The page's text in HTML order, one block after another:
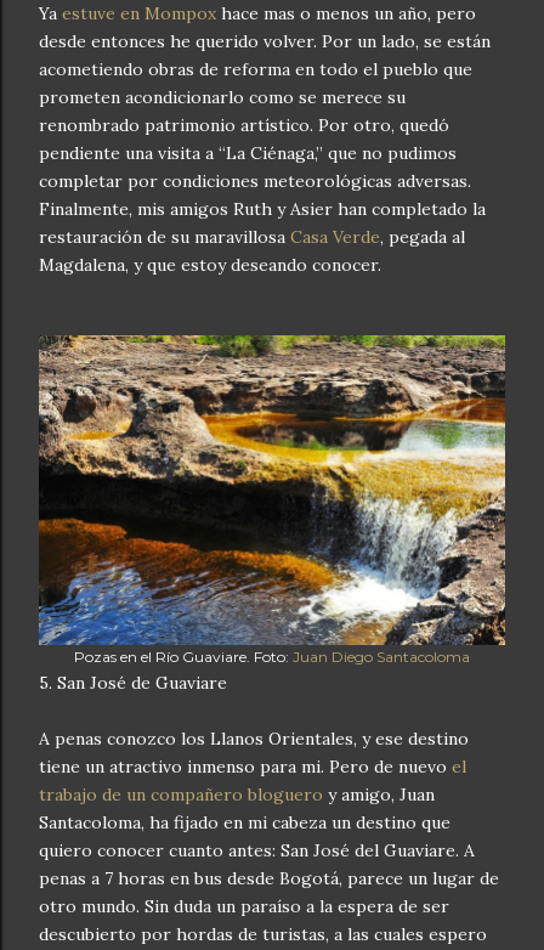
Ya estuve en Mompox hace mas o menos un año, pero
desde entonces he querido volver. Por un lado, se están
acometiendo obras de reforma en todo el pueblo que
prometen acondicionarlo como se merece su
renombrado patrimonio artístico. Por otro, quedó
pendiente una visita a “La Ciénaga,” que no pudimos
completar por condiciones meteorológicas adversas.
Finalmente, mis amigos Ruth y Asier han completado la
restauración de su maravillosa Casa Verde, pegada al
Magdalena, y que estoy deseando conocer.
Pozas en el Río Guaviare. Foto: Juan Diego Santacoloma
5. San José de Guaviare
A penas conozco los Llanos Orientales, y ese destino
tiene un atractivo inmenso para mi. Pero de nuevo el
trabajo de un compañero bloguero y amigo, Juan
Santacoloma, ha fijado en mi cabeza un destino que
quiero conocer cuanto antes: San José del Guaviare. A
penas a 7 horas en bus desde Bogotá, parece un lugar de
otro mundo. Sin duda un paraíso a la espera de ser
descubierto por hordas de turistas, a las cuales espero